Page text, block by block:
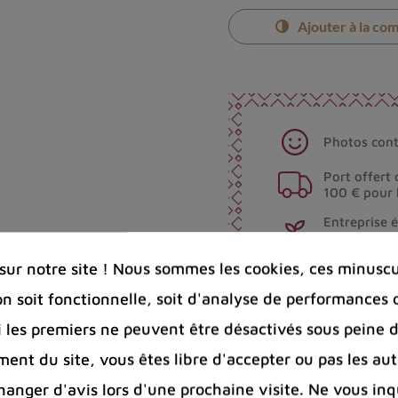
Ajouter à la
Photos
Port offert
100 € pour
Entreprise
Bijoux
Partager :
notre site ! Nous sommes les cookies, ces
soit fonctionnelle, soit d'analyse de performances
les premiers ne peuvent être désactivés sous peine
du site, vous êtes libre d'accepter ou pas les
d'avis lors d'une prochaine visite. Ne vous